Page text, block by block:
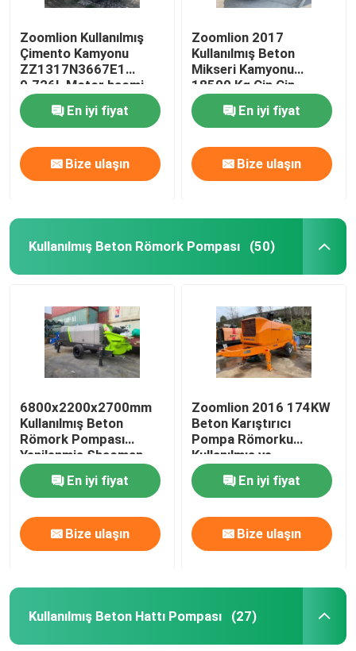
Zoomlion Kullanılmış
Çimento Kamyonu
ZZ1317N3667E1
9.726L Motor hacmi
En iyi fiyat
Bize ulaşın
Zoomlion 2017
Kullanılmış Beton
Mikseri Kamyonu
18500 Kg Çin Çin
D10.38-50
En iyi fiyat
Bize ulaşın
Kullanılmış Beton Römork Pompası (50)
6800x2200x2700mm
Kullanılmış Beton
Römork Pompası
Yenilenmiş Shacman
Beton Makinaları
En iyi fiyat
Bize ulaşın
Zoomlion 2016 174KW
Beton Karıştırıcı
Pompa Römorku
Kullanılmış ve
Yenilenmiş
En iyi fiyat
Bize ulaşın
Kullanılmış Beton Hattı Pompası (27)